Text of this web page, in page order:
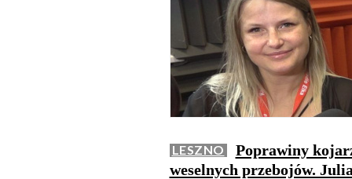
LESZNO
Poprawiny
weselnych przebojów.